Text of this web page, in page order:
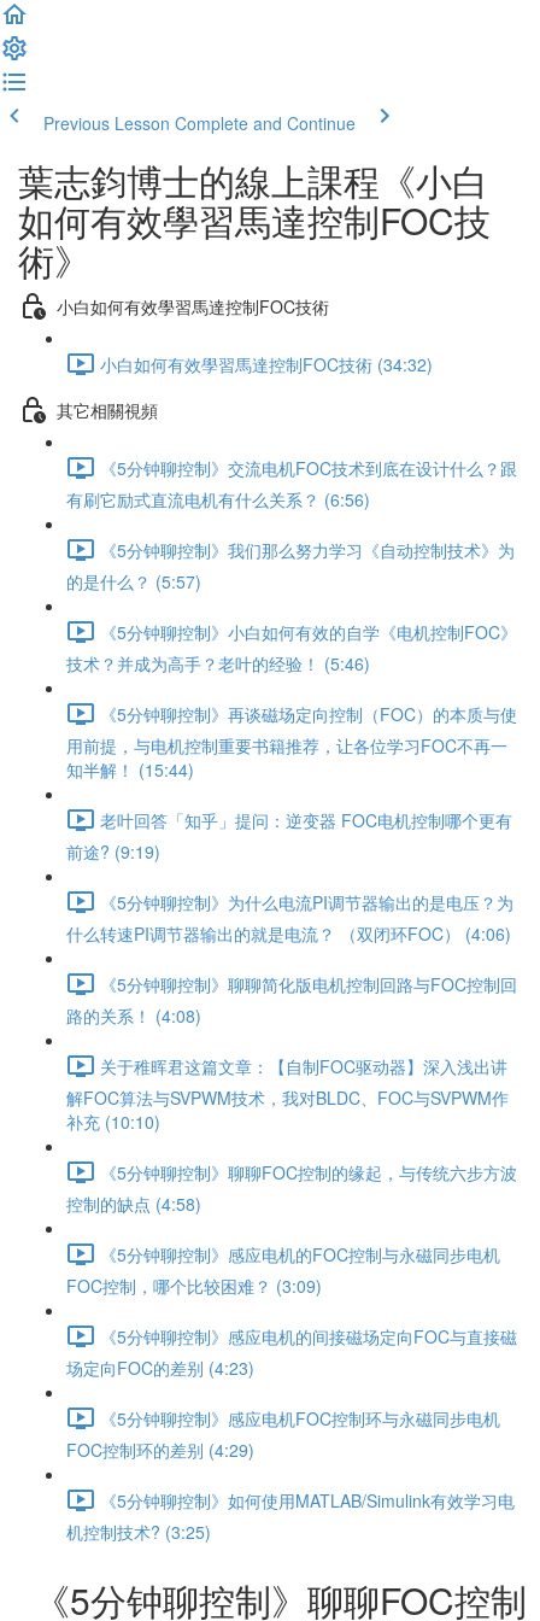
Previous Lesson Complete and Continue
葉志鈞博士的線上課程《小白
如何有效學習馬達控制FOC技
術》
小白如何有效學習馬達控制FOC技術
小白如何有效學習馬達控制FOC技術 (34:32)
其它相關視頻
《5分钟聊控制》交流电机FOC技术到底在设计什么？跟
有刷它励式直流电机有什么关系？ (6:56)
《5分钟聊控制》我们那么努力学习《自动控制技术》为
的是什么？ (5:57)
《5分钟聊控制》小白如何有效的自学《电机控制FOC》
技术？并成为高手？老叶的经验！ (5:46)
《5分钟聊控制》再谈磁场定向控制（FOC）的本质与使
用前提，与电机控制重要书籍推荐，让各位学习FOC不再一
知半解！ (15:44)
老叶回答「知乎」提问：逆变器 FOC电机控制哪个更有
前途? (9:19)
《5分钟聊控制》为什么电流PI调节器输出的是电压？为
什么转速PI调节器输出的就是电流？ （双闭环FOC） (4:06)
《5分钟聊控制》聊聊简化版电机控制回路与FOC控制回
路的关系！ (4:08)
关于稚晖君这篇文章：【自制FOC驱动器】深入浅出讲
解FOC算法与SVPWM技术，我对BLDC、FOC与SVPWM作
补充 (10:10)
《5分钟聊控制》聊聊FOC控制的缘起，与传统六步方波
控制的缺点 (4:58)
《5分钟聊控制》感应电机的FOC控制与永磁同步电机
FOC控制，哪个比较困难？ (3:09)
《5分钟聊控制》感应电机的间接磁场定向FOC与直接磁
场定向FOC的差别 (4:23)
《5分钟聊控制》感应电机FOC控制环与永磁同步电机
FOC控制环的差别 (4:29)
《5分钟聊控制》如何使用MATLAB/Simulink有效学习电
机控制技术? (3:25)
《5分钟聊控制》聊聊FOC控制